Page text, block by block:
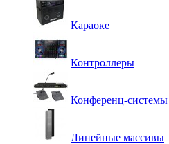
Караоке
Контроллеры
Конференц-системы
Линейные массивы